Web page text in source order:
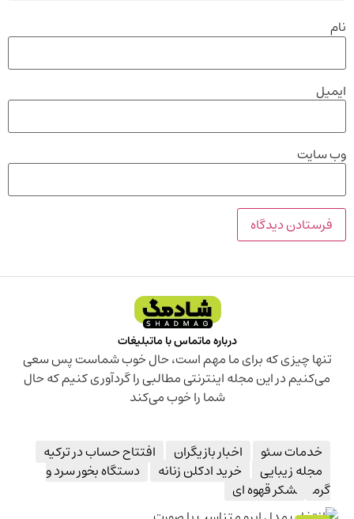
نام
ایمیل
وب‌ سایت
درباره ماتماس با ماتبلیغات
تنها چیزی که برای ما مهم است، حال خوب شماست پس سعی
می‌کنیم در این مجله اینترنتی مطالبی را گردآوری کنیم که حال
شما را خوب می‌کند
خدمات سئو اخبار بازیگران
افتتاح حساب در ترکیه
مجله زیبایی
خرید ادکلن زنانه
دستگاه بخور سرد و
گرم
شکر قهوه ای